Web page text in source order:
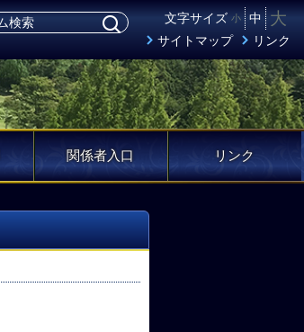
文字サイズ 小 中 大
サイトマップ リンク
関係者入口 リンク